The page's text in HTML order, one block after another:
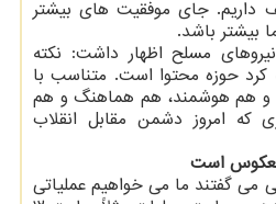
جای موفقیت های بیشتر
بیشتر باشد.
مسلح اظهار داشت: نکته
کرد حوزه محتوا است. متناسب با
و هم هوشمند، هم هماهنگ و هم
که امروز دشمن مقابل انقلاب
است
می گفتند ما می خواهیم عملیاتی